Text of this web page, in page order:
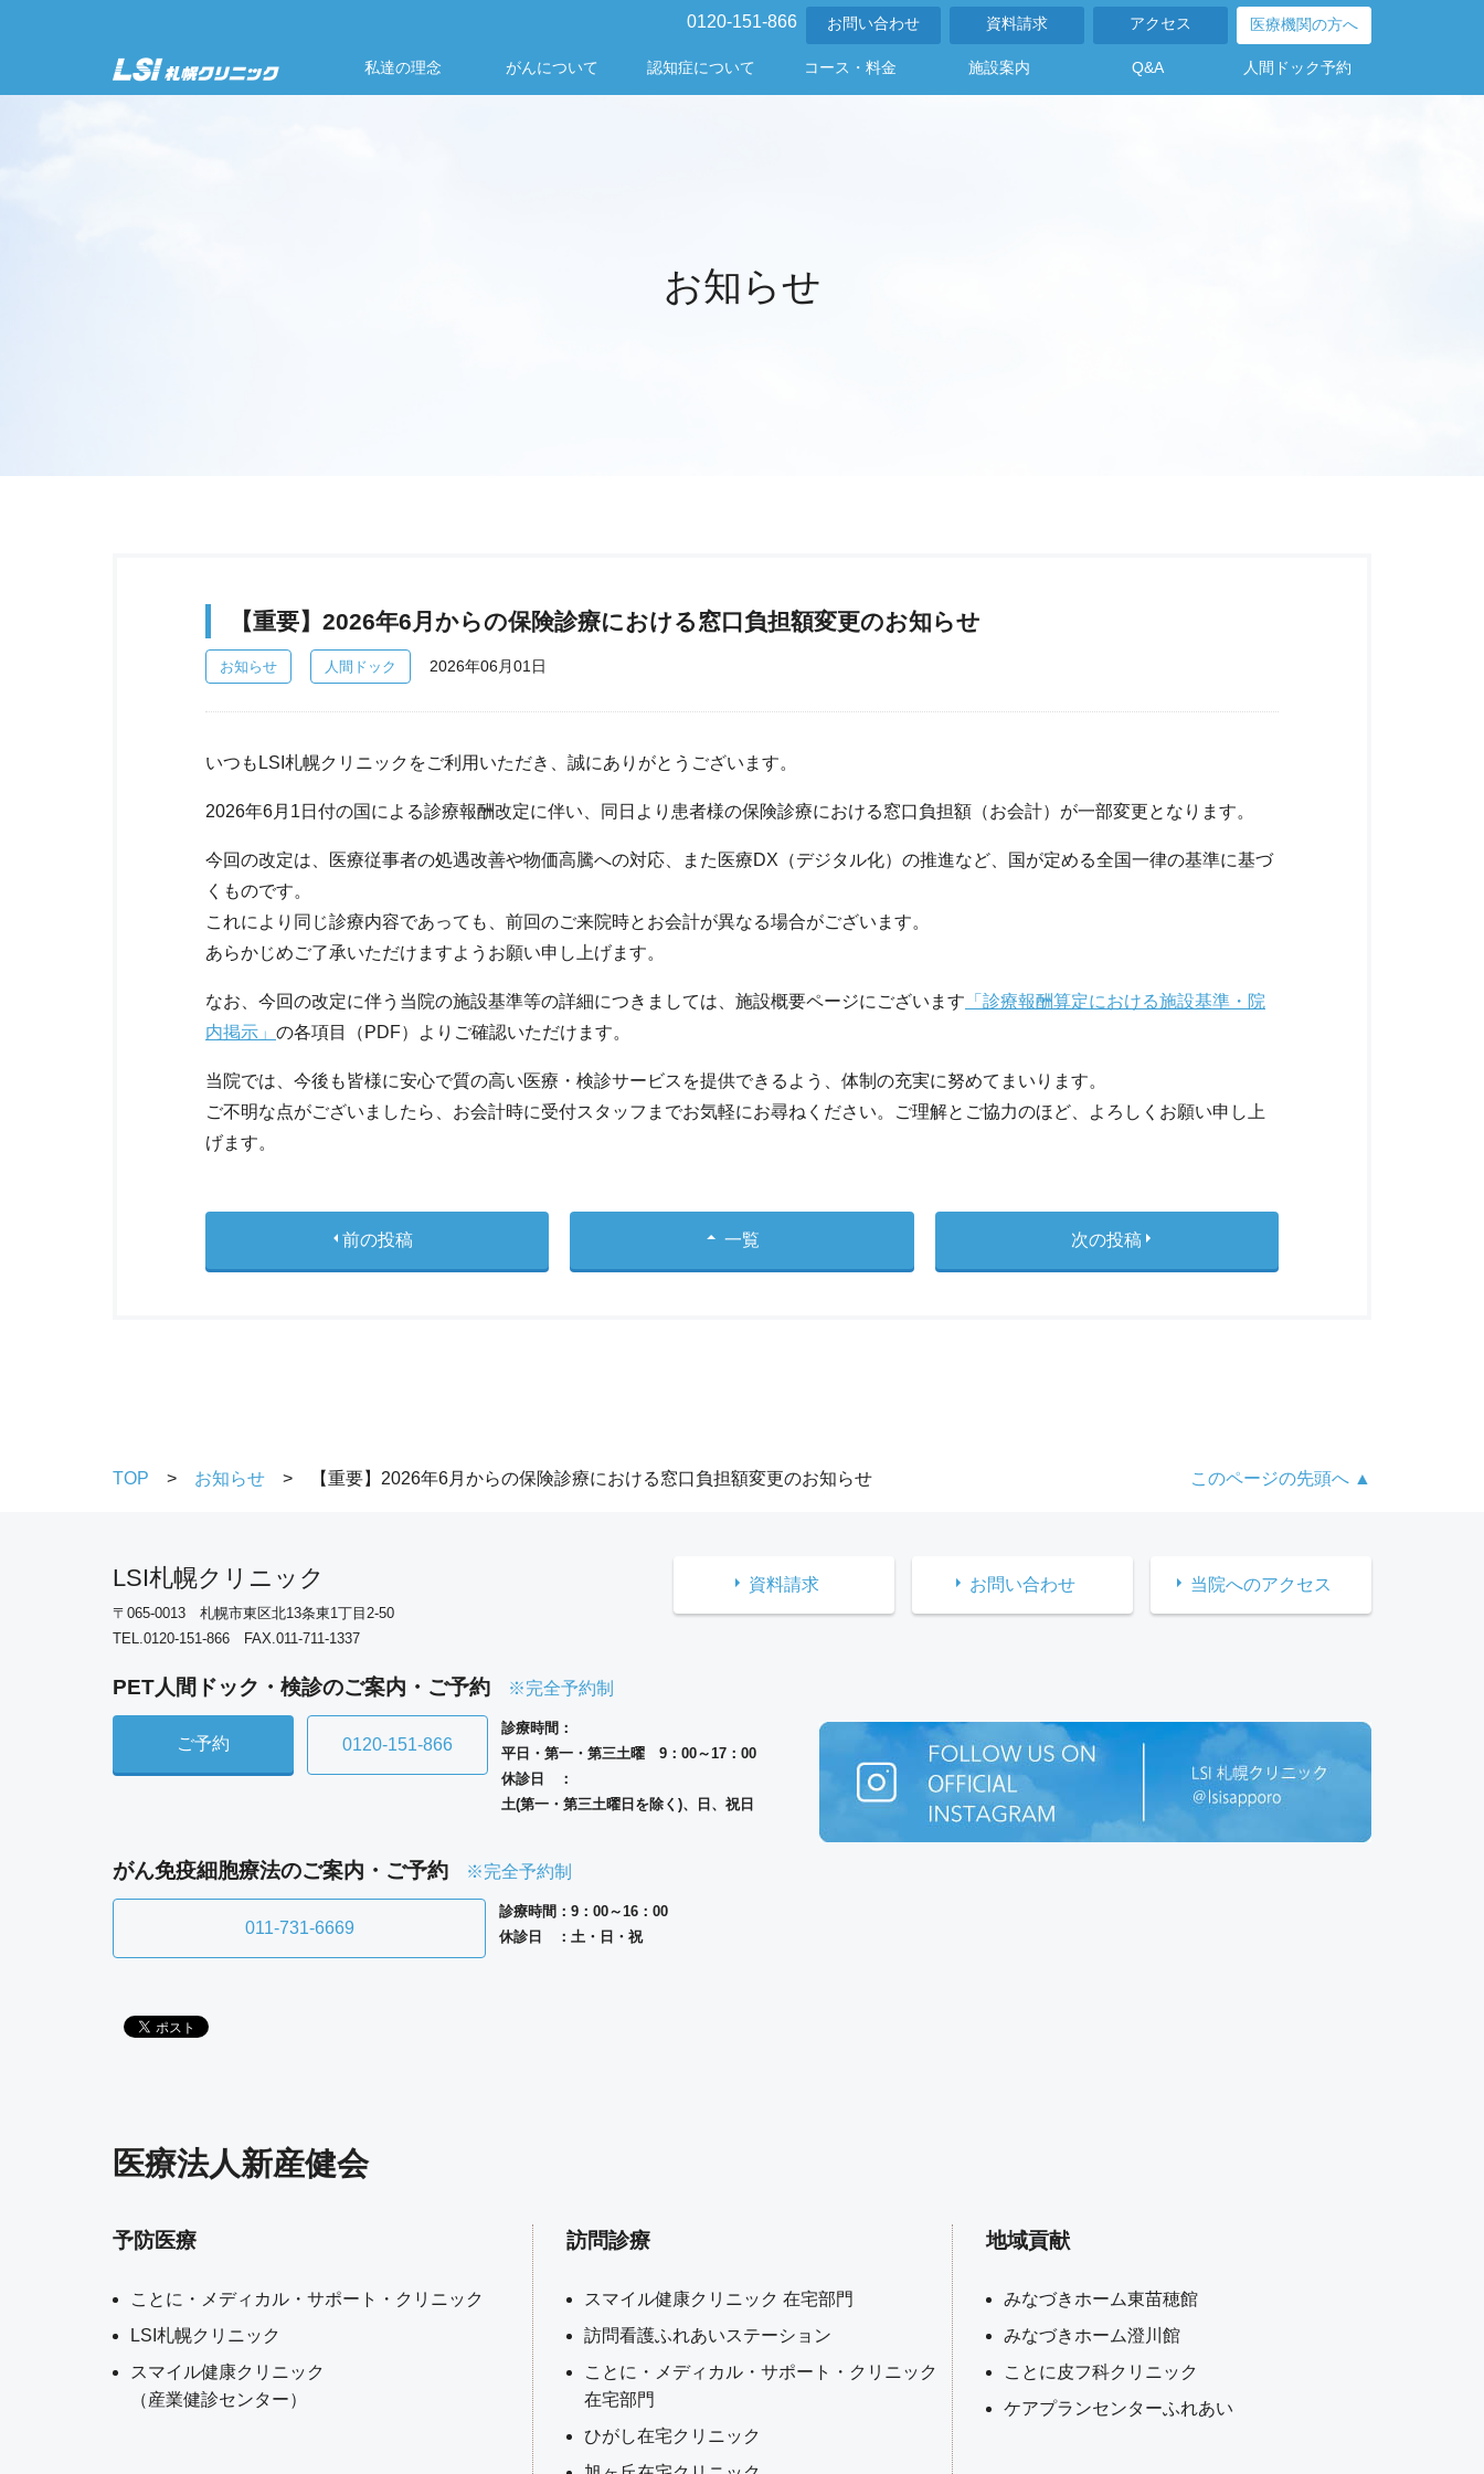
0120-151-866 お問い合わせ 資料請求 アクセス 医療機関の方へ
私達の理念 がんについて 認知症について コース・料金 施設案内 Q&A 人間ドック予約
お知らせ
【重要】2026年6月からの保険診療における窓口負担額変更のお知らせ
お知らせ 人間ドック 2026年06月01日
いつもLSI札幌クリニックをご利用いただき、誠にありがとうございます。
2026年6月1日付の国による診療報酬改定に伴い、同日より患者様の保険診療における窓口負担額（お会計）が一部変更となります。
今回の改定は、医療従事者の処遇改善や物価高騰への対応、また医療DX（デジタル化）の推進など、国が定める全国一律の基準に基づ
くものです。
これにより同じ診療内容であっても、前回のご来院時とお会計が異なる場合がございます。
あらかじめご了承いただけますようお願い申し上げます。
なお、今回の改定に伴う当院の施設基準等の詳細につきましては、施設概要ページにございます 「診療報酬算定における施設基準・院
内掲示」 の各項目（PDF）よりご確認いただけます。
当院では、今後も皆様に安心で質の高い医療・検診サービスを提供できるよう、体制の充実に努めてまいります。
ご不明な点がございましたら、お会計時に受付スタッフまでお気軽にお尋ねください。ご理解とご協力のほど、よろしくお願い申し上
げます。
前の投稿 一覧 次の投稿
TOP お知らせ 【重要】2026年6月からの保険診療における窓口負担額変更のお知らせ このページの先頭へ ▲
LSI札幌クリニック
〒065-0013 札幌市東区北13条東1丁目2-50
TEL.0120-151-866 FAX.011-711-1337
当院へのアクセス
お問い合わせ
資料請求
PET人間ドック・検診のご案内・ご予約 ※完全予約制
ご予約 0120-151-866
診療時間：
平日・第一・第三土曜 9：00～17：00
休診日 ：
土(第一・第三土曜日を除く)、日、祝日
がん免疫細胞療法のご案内・ご予約 ※完全予約制
011-731-6669
診療時間：9：00～16：00
休診日 ：土・日・祝
医療法人新産健会
予防医療
ことに・メディカル・サポート・クリニック
LSI札幌クリニック
スマイル健康クリニック
（産業健診センター）
訪問診療
スマイル健康クリニック 在宅部門
訪問看護ふれあいステーション
ことに・メディカル・サポート・クリニック
在宅部門
ひがし在宅クリニック
地域貢献
みなづきホーム東苗穂館
みなづきホーム澄川館
ことに皮フ科クリニック
ケアプランセンターふれあい